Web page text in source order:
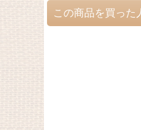
この商品を買った